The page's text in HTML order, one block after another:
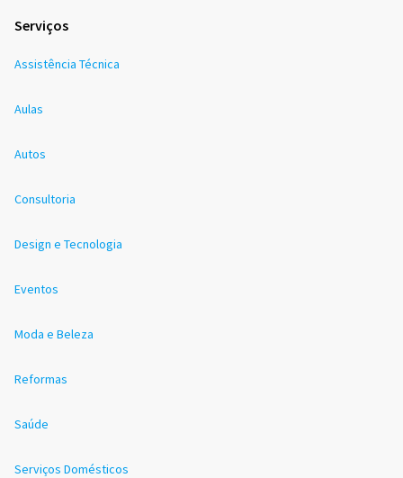
Serviços
Assistência Técnica
Aulas
Autos
Consultoria
Design e Tecnologia
Eventos
Moda e Beleza
Reformas
Saúde
Serviços Domésticos